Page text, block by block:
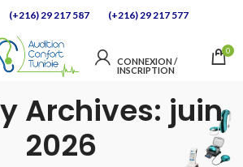
(+216) 29 217 587 (+216) 29 217 577
CONNEXION /
INSCRIPTION
0
Archives: juin
2026